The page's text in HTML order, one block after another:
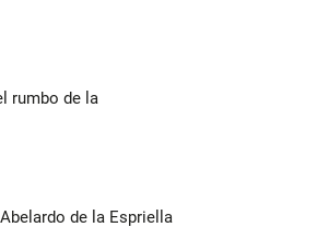
rumbo de la
de la Espriella